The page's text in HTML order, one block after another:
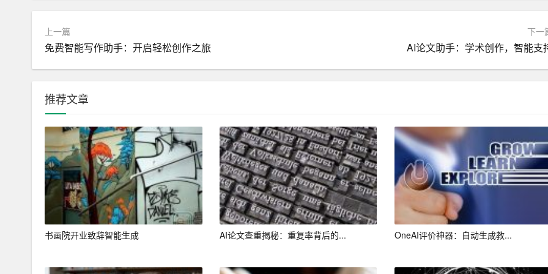
6. 翻译和学习：如需学习其他语言的写作技巧，可以使用AI作文助手实时翻译功能，查阅和学习相关资料。
7. 互动交流：在AI作文助手内置的社交平台上，与其他写作爱好者互相交流、学习，共同进步。
三、AI作文助手在写作领域的应用前景
的修改意见。
2. 职场应用：AI作文助手可以帮助职场人士撰写报告、论文等公文，提高工作效率。
3. 媒体领域：AI作文助手可以辅助记者撰写新闻稿件，提高新闻报道的质量和速度。
4. 创意写作：AI作文助手可以为作家提供灵感，协助创作小说、剧本等文学作品。
上一篇
免费智能写作助手：开启轻松创作之旅
下一
AI论文助手：学术创作，智能支
推荐文章
书画院开业致辞智能生成 AI论文查重揭秘：重复率背后的... OneAI评价神器：自动生成教...